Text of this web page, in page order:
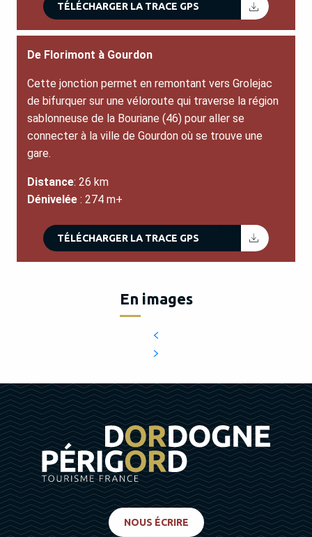
TÉLÉCHARGER LA TRACE GPS
De Florimont à Gourdon
Cette jonction permet en remontant vers Grolejac
de bifurquer sur une véloroute qui traverse la région
sablonneuse de la Bouriane (46) pour aller se
connecter à la ville de Gourdon où se trouve une
gare.
Distance: 26 km
Dénivelée : 274 m+
TÉLÉCHARGER LA TRACE GPS
En images
NOUS ÉCRIRE